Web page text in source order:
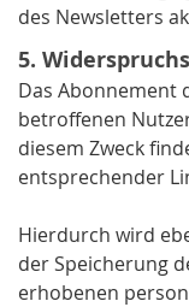
des Newsletters
5.
Das Abonnement
betroffenen
diesem Zweck
entsprechender
Hierdurch wird
der Speicherung
erhobenen